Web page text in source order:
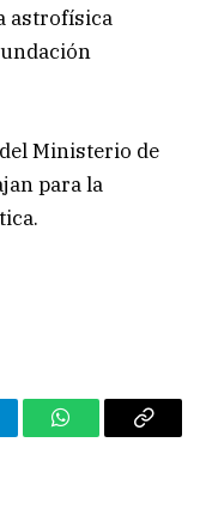
astrofísica
Ministerio de
para la
WhatsAppCopy